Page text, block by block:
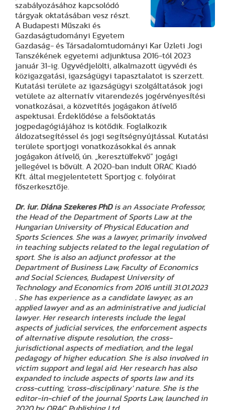
szabályozásához kapcsolódó
tárgyak oktatásában vesz részt.
A Budapesti Műszaki és
Gazdaságtudományi Egyetem
Gazdaság- és Társadalomtudományi Kar Üzleti Jogi
Tanszékének egyetemi adjunktusa 2016-tól 2023
január 31-ig. Ügyvédjelölti, alkalmazott ügyvédi és
közigazgatási, igazságügyi tapasztalatot is szerzett.
Kutatási területe az igazságügyi szolgáltatások jogi
vetülete az alternatív vitarendezés jogérvényesítési
vonatkozásai, a közvetítés jogágakon átívelő
aspektusai. Érdeklődése a felsőoktatás
jogpedagógiájához is kötődik. Foglalkozik
áldozatsegítéssel és jogi segítségnyújtással. Kutatási
területe sportjogi vonatkozásokkal és annak
jogágakon átívelő, ún. „keresztülfekvő” jogági
jellegével is bővült. A 2020-ban indult ORAC Kiadó
Kft. által megjelentetett Sportjog c. folyóirat
főszerkesztője.
Dr. iur. Diána Szekeres PhDis an Associate Professor,
the Head of the Department of Sports Law at the
Hungarian University of Physical Education and
Sports Sciences. She was a lawyer, primarily involved
in teaching subjects related to the legal regulation of
sport. She is also an adjunct professor at the
Department of Business Law, Faculty of Economics
and Social Sciences, Budapest University of
Technology and Economics from 2016 untill 31.01.2023
. She has experience as a candidate lawyer, as an
applied lawyer and as an administrative and judicial
lawyer. Her research interests include the legal
aspects of judicial services, the enforcement aspects
of alternative dispute resolution, the cross-
jurisdictional aspects of mediation, and the legal
pedagogy of higher education. She is also involved in
victim support and legal aid. Her research has also
expanded to include aspects of sports law and its
cross-cutting, 'cross-disciplinary' nature. She is the
editor-in-chief of the journal Sports Law, launched in
2020 by ORAC Publishing Ltd.